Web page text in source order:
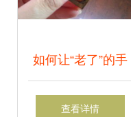
如何让“老了”的手
机电池重焕新生 实
查看详情